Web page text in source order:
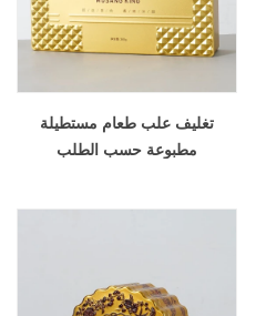
تغليف علب طعام مستطيلة
مطبوعة حسب الطلب